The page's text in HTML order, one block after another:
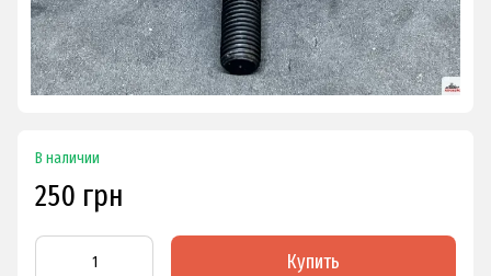
В наличии
250 грн
Купить